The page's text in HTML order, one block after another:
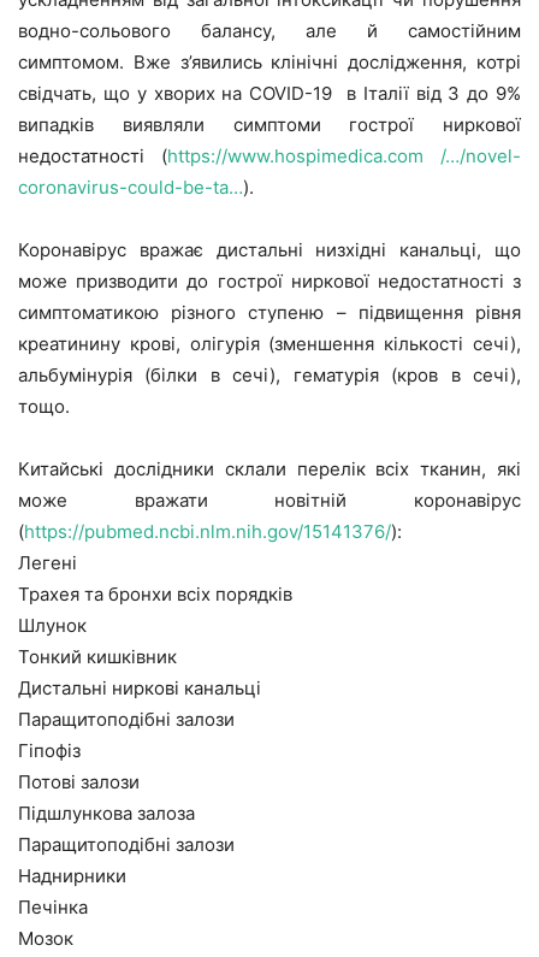
водно-сольового балансу, але й самостійним
симптомом. Вже з’явились клінічні дослідження, котрі
свідчать, що у хворих на COVID-19 в Італії від 3 до 9%
випадків виявляли симптоми гострої ниркової
недостатності (https://www.hospimedica.com /…/novel-
coronavirus-could-be-ta…).
Коронавірус вражає дистальні низхідні канальці, що
може призводити до гострої ниркової недостатності з
симптоматикою різного ступеню – підвищення рівня
креатинину крові, олігурія (зменшення кількості сечі),
альбумінурія (білки в сечі), гематурія (кров в сечі),
тощо.
Китайські дослідники склали перелік всіх тканин, які
може вражати новітній коронавірус
(https://pubmed.ncbi.nlm.nih.gov/15141376/):
Легені
Трахея та бронхи всіх порядків
Шлунок
Тонкий кишківник
Дистальні ниркові канальці
Паращитоподібні залози
Гіпофіз
Потові залози
Підшлункова залоза
Паращитоподібні залози
Наднирники
Печінка
Мозок